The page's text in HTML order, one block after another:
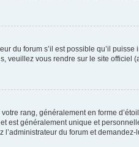
du forum s’il est possible qu’il puisse
veuillez vous rendre sur le site officiel
rang, généralement en forme
est généralement unique et
du forum et